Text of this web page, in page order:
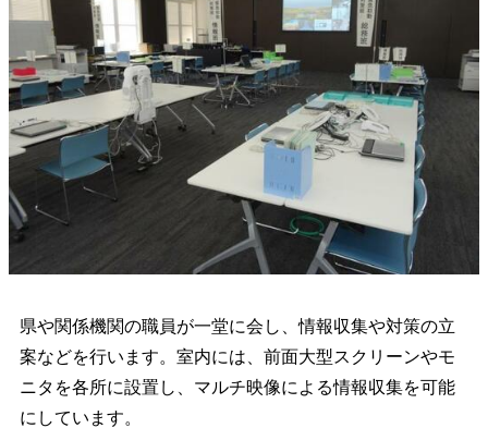
県や関係機関の職員が一堂に会し、情報収集や対策の立
案などを行います。室内には、前面大型スクリーンやモ
ニタを各所に設置し、マルチ映像による情報収集を可能
にしています。